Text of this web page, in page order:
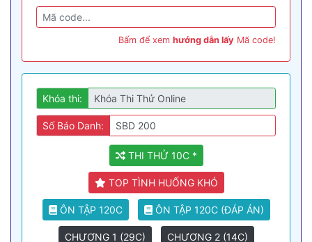
Bấm để xem hướng dẫn lấy Mã code!
Khóa thi:
Số Báo Danh:
THI THỬ 10C *
TOP TÌNH HUỐNG KHÓ
ÔN TẬP 120C ÔN TẬP 120C (ĐÁP ÁN)
CHƯƠNG 1 (29C) CHƯƠNG 2 (14C)